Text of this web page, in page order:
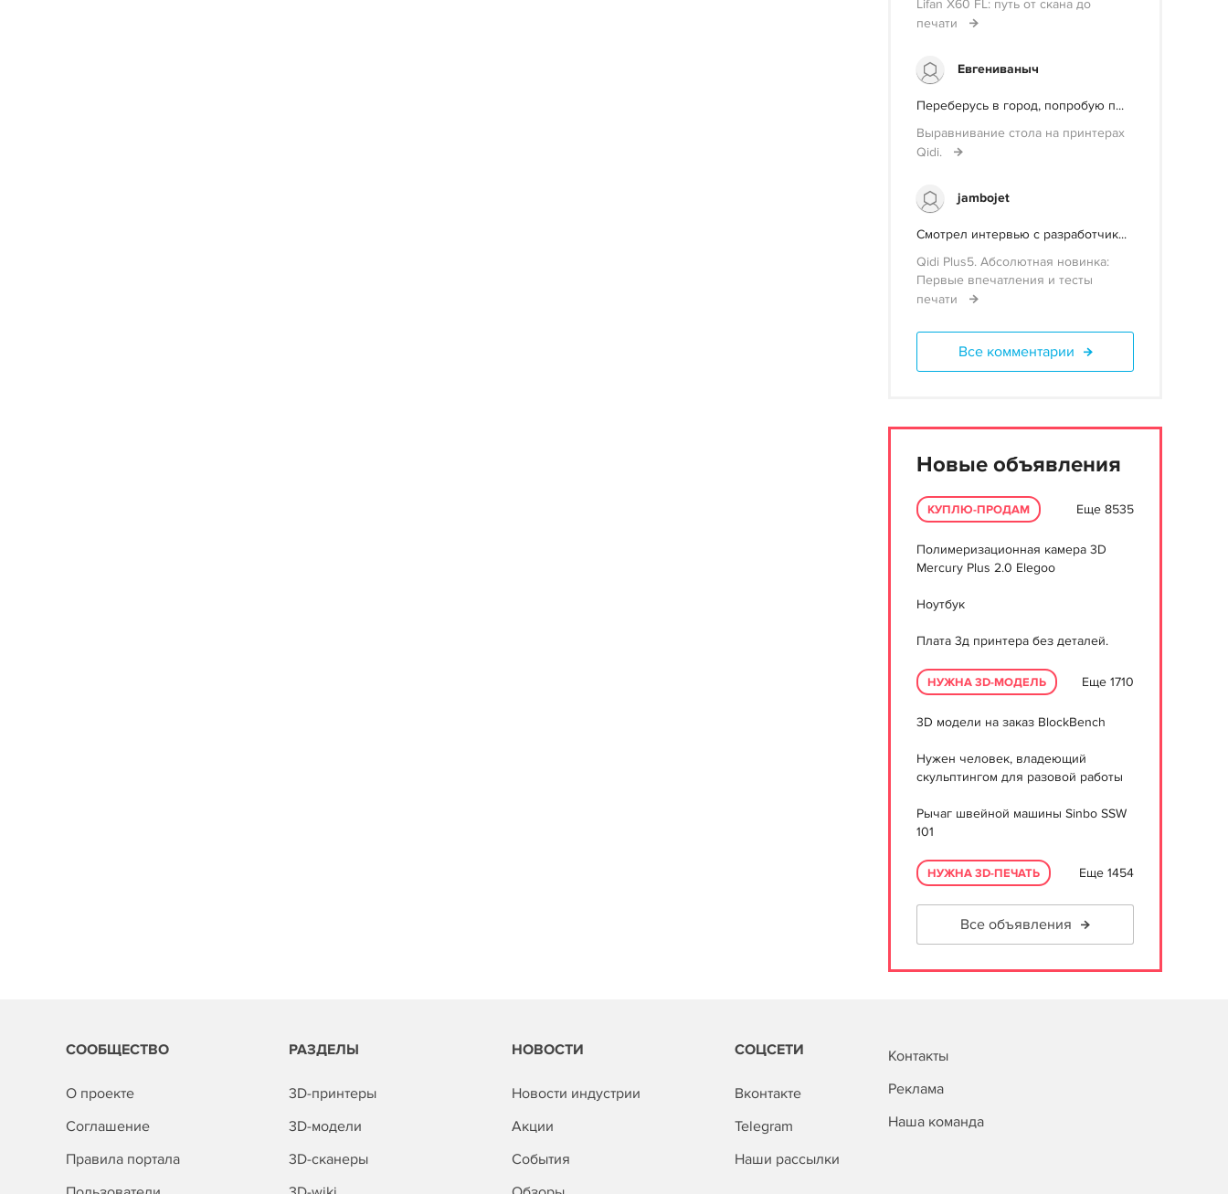
Lifan X60 FL: путь от скана до
печати
Евгениваныч
Переберусь в город, попробую п...
Выравнивание стола на принтерах
Qidi.
jambojet
Смотрел интервью с разработчик...
Qidi Plus5. Абсолютная новинка:
Первые впечатления и тесты
печати
Все комментарии
Новые объявления
КУПЛЮ-ПРОДАМ Еще 8535
Полимеризационная камера 3D
Mercury Plus 2.0 Elegoo
Ноутбук
Плата 3д принтера без деталей.
НУЖНА 3D-МОДЕЛЬ Еще 1710
3D модели на заказ BlockBench
Нужен человек, владеющий
скульптингом для разовой работы
Рычаг швейной машины Sinbo SSW
101
НУЖНА 3D-ПЕЧАТЬ Еще 1454
Все объявления
СООБЩЕСТВО
О проекте
Соглашение
Правила портала
РАЗДЕЛЫ
3D-принтеры
3D-модели
3D-сканеры
НОВОСТИ
Новости индустрии
Акции
События
СОЦСЕТИ
Вконтакте
Telegram
Наши рассылки
Контакты
Реклама
Наша команда